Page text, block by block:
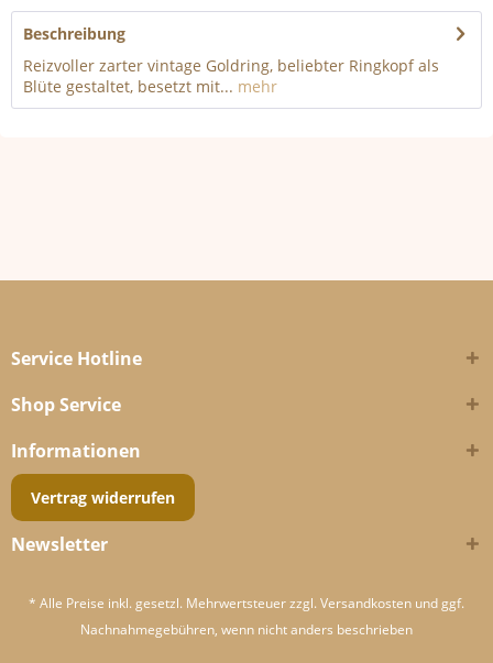
Beschreibung
Reizvoller zarter vintage Goldring, beliebter Ringkopf als
Blüte gestaltet, besetzt mit... mehr
Service Hotline
Shop Service
Informationen
Vertrag widerrufen
Newsletter
* Alle Preise inkl. gesetzl. Mehrwertsteuer zzgl. Versandkosten und ggf.
Nachnahmegebühren, wenn nicht anders beschrieben